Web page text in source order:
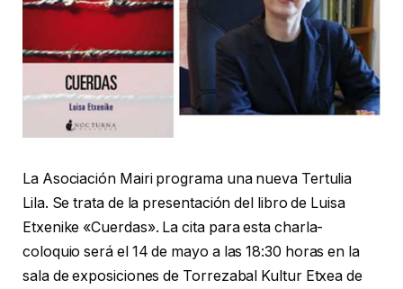
La Asociación Mairi programa una nueva Tertulia
Lila. Se trata de la presentación del libro de Luisa
Etxenike «Cuerdas». La cita para esta charla-
coloquio será el 14 de mayo a las 18:30 horas en la
sala de exposiciones de Torrezabal Kultur Etxea de